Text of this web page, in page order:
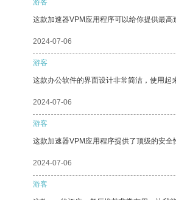
游客
这款加速器VPM应用程序可以给你提供最高
2024-07-06
游客
这款办公软件的界面设计非常简洁，使用起
2024-07-06
游客
这款加速器VPM应用程序提供了顶级的安全
2024-07-06
游客